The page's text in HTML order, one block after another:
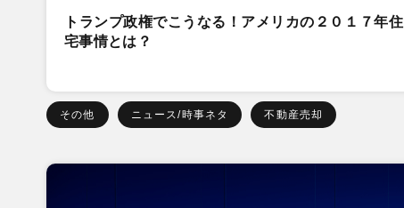
トランプ政権でこうなる！アメリカの２０１７年住
宅事情とは？
その他 ニュース/時事ネタ 不動産売却